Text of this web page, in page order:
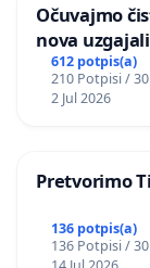
Očuvajmo
nova
612 potpis(a)
210 Potpisi /
2 Jul 2026
Pretvorimo
136 potpis(a)
136 Potpisi /